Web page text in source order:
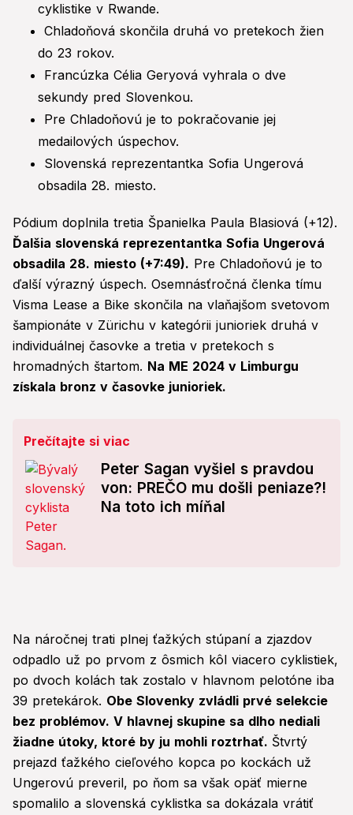
cyklistike v Rwande.
Chladoňová skončila druhá vo pretekoch žien
do 23 rokov.
Francúzka Célia Geryová vyhrala o dve
sekundy pred Slovenkou.
Pre Chladoňovú je to pokračovanie jej
medailových úspechov.
Slovenská reprezentantka Sofia Ungerová
obsadila 28. miesto.
Pódium doplnila tretia Španielka Paula Blasiová (+12).
Ďalšia slovenská reprezentantka Sofia Ungerová
obsadila 28. miesto (+7:49). Pre Chladoňovú je to
ďalší výrazný úspech. Osemnásťročná členka tímu
Visma Lease a Bike skončila na vlaňajšom svetovom
šampionáte v Zürichu v kategórii junioriek druhá v
individuálnej časovke a tretia v pretekoch s
hromadných štartom. Na ME 2024 v Limburgu
získala bronz v časovke junioriek.
Prečítajte si viac
Peter Sagan vyšiel s pravdou
von: PREČO mu došli peniaze?!
Na toto ich míňal
Na náročnej trati plnej ťažkých stúpaní a zjazdov
odpadlo už po prvom z ôsmich kôl viacero cyklistiek,
po dvoch kolách tak zostalo v hlavnom pelotóne iba
39 pretekárok. Obe Slovenky zvládli prvé selekcie
bez problémov. V hlavnej skupine sa dlho nediali
žiadne útoky, ktoré by ju mohli roztrhať. Štvrtý
prejazd ťažkého cieľového kopca po kockách už
Ungerovú preveril, po ňom sa však opäť mierne
spomalilo a slovenská cyklistka sa dokázala vrátiť